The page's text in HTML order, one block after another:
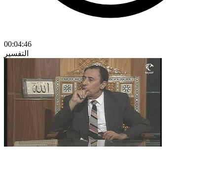
00:04:46
التفسير